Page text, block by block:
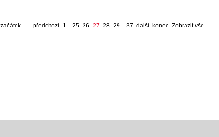
začátek předchozí 1.. 25 26 27 28 29 ..37 další konec Zobrazit vše